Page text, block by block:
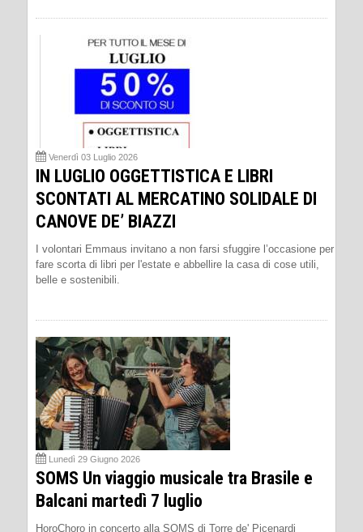
Venerdì 03 Luglio 2026
IN LUGLIO OGGETTISTICA E LIBRI
SCONTATI AL MERCATINO SOLIDALE DI
CANOVE DE’ BIAZZI
I volontari Emmaus invitano a non farsi sfuggire l’occasione per
fare scorta di libri per l'estate e abbellire la casa di cose utili,
belle e sostenibili.
Lunedì 29 Giugno 2026
SOMS Un viaggio musicale tra Brasile e
Balcani martedì 7 luglio
HoroChoro in concerto alla SOMS di Torre de' Picenardi